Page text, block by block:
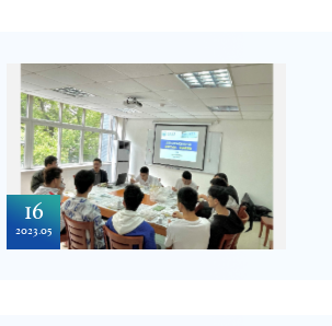
16
2023.05